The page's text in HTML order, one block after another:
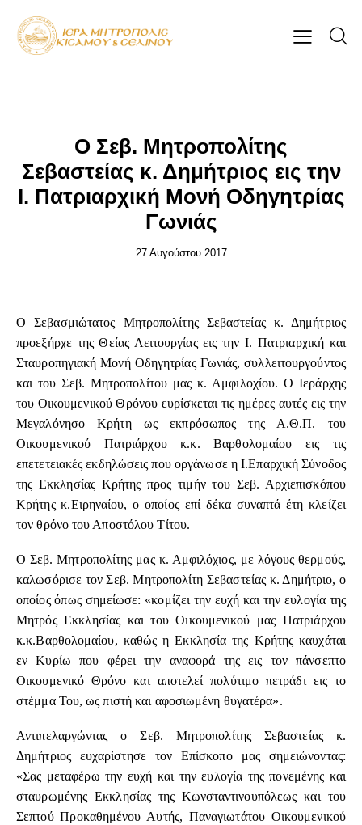
Ο Σεβ. Μητροπολίτης
Σεβαστείας κ. Δημήτριος εις την
Ι. Πατριαρχική Μονή Οδηγητρίας
Γωνιάς
27 Αυγούστου 2017
Ο Σεβασμιώτατος Μητροπολίτης Σεβαστείας κ. Δημήτριος
προεξήρχε της Θείας Λειτουργίας εις την Ι. Πατριαρχική και
Σταυροπηγιακή Μονή Οδηγητρίας Γωνιάς, συλλειτουργούντος
και του Σεβ. Μητροπολίτου μας κ. Αμφιλοχίου. Ο Ιεράρχης
του Οικουμενικού Θρόνου ευρίσκεται τις ημέρες αυτές εις την
Μεγαλόνησο Κρήτη ως εκπρόσωπος της Α.Θ.Π. του
Οικουμενικού Πατριάρχου κ.κ. Βαρθολομαίου εις τις
επετετειακές εκδηλώσεις που οργάνωσε η Ι.Επαρχική Σύνοδος
της Εκκλησίας Κρήτης προς τιμήν του Σεβ. Αρχιεπισκόπου
Κρήτης κ.Ειρηναίου, ο οποίος επί δέκα συναπτά έτη κλείζει
τον θρόνο του Αποστόλου Τίτου.
Ο Σεβ. Μητροπολίτης μας κ. Αμφιλόχιος, με λόγους θερμούς,
καλωσόρισε τον Σεβ. Μητροπολίτη Σεβαστείας κ. Δημήτριο, ο
οποίος όπως σημείωσε: «κομίζει την ευχή και την ευλογία της
Μητρός Εκκλησίας και του Οικουμενικού μας Πατριάρχου
κ.κ.Βαρθολομαίου, καθώς η Εκκλησία της Κρήτης καυχάται
εν Κυρίω που φέρει την αναφορά της εις τον πάνσεπτο
Οικουμενικό Θρόνο και αποτελεί πολύτιμο πετράδι εις το
στέμμα Του, ως πιστή και αφοσιωμένη θυγατέρα».
Αντιπελαργώντας ο Σεβ. Μητροπολίτης Σεβαστείας κ.
Δημήτριος ευχαρίστησε τον Επίσκοπο μας σημειώνοντας:
«Σας μεταφέρω την ευχή και την ευλογία της πονεμένης και
σταυρωμένης Εκκλησίας της Κωνσταντινουπόλεως και του
Σεπτού Προκαθημένου Αυτής, Παναγιωτάτου Οικουμενικού